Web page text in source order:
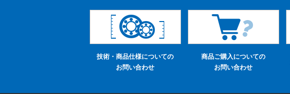
技術・商品仕様についての
お問い合わせ
商品ご購入についての
お問い合わせ